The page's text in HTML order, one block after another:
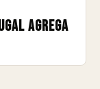
agrega